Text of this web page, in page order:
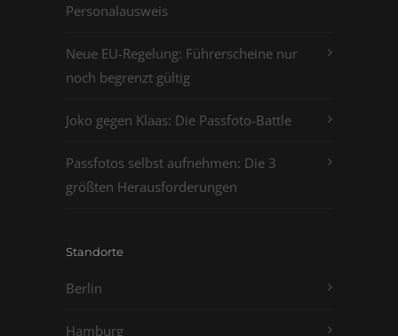
Personalausweis
Neue EU-Regelung: Führerscheine nur
noch begrenzt gültig
Joko gegen Klaas: Die Passfoto-Battle
Passfotos selbst aufnehmen: Die 3
größten Herausforderungen
Standorte
Berlin
Hamburg